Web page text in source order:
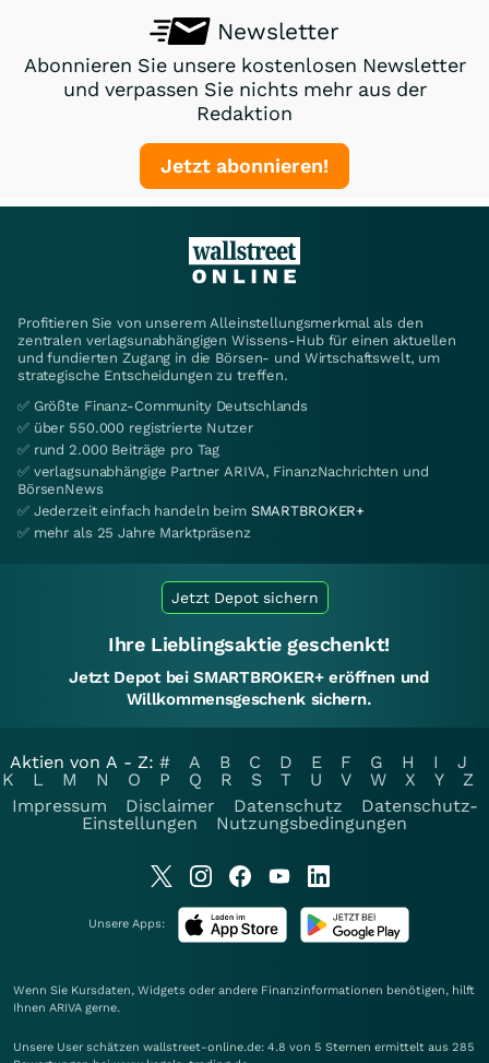
Newsletter
Abonnieren Sie unsere kostenlosen Newsletter
und verpassen Sie nichts mehr aus der
Redaktion
Jetzt abonnieren!
Profitieren Sie von unserem Alleinstellungsmerkmal als den
zentralen verlagsunabhängigen Wissens-Hub für einen aktuellen
und fundierten Zugang in die Börsen- und Wirtschaftswelt, um
strategische Entscheidungen zu treffen.
✅ Größte Finanz-Community Deutschlands
✅ über 550.000 registrierte Nutzer
✅ rund 2.000 Beiträge pro Tag
✅ verlagsunabhängige Partner ARIVA, FinanzNachrichten und
BörsenNews
✅ Jederzeit einfach handeln beim SMARTBROKER+
✅ mehr als 25 Jahre Marktpräsenz
Jetzt Depot sichern
Ihre Lieblingsaktie geschenkt!
Jetzt Depot bei SMARTBROKER+ eröffnen und
Willkommensgeschenk sichern.
Aktien von A - Z: # A B C D E F G H I
J
K
L M N O P Q R S T U V W X Y
Z
Impressum
Disclaimer Datenschutz
Datenschutz-
Einstellungen
Nutzungsbedingungen
Unsere Apps:
Wenn Sie Kursdaten, Widgets oder andere Finanzinformationen benötigen, hilft
Ihnen ARIVA gerne.
Unsere User schätzen wallstreet-online.de: 4.8 von 5 Sternen ermittelt aus 285